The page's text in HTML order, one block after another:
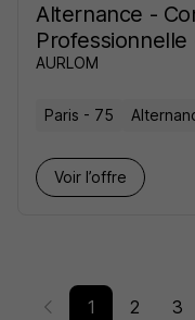
Alternance -
Professionnelle
AURLOM
Paris - 75
Voir l’offre
1 2 3